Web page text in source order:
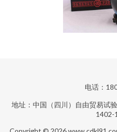
电话：
地址：中国（四川）自由贸易试
1402-